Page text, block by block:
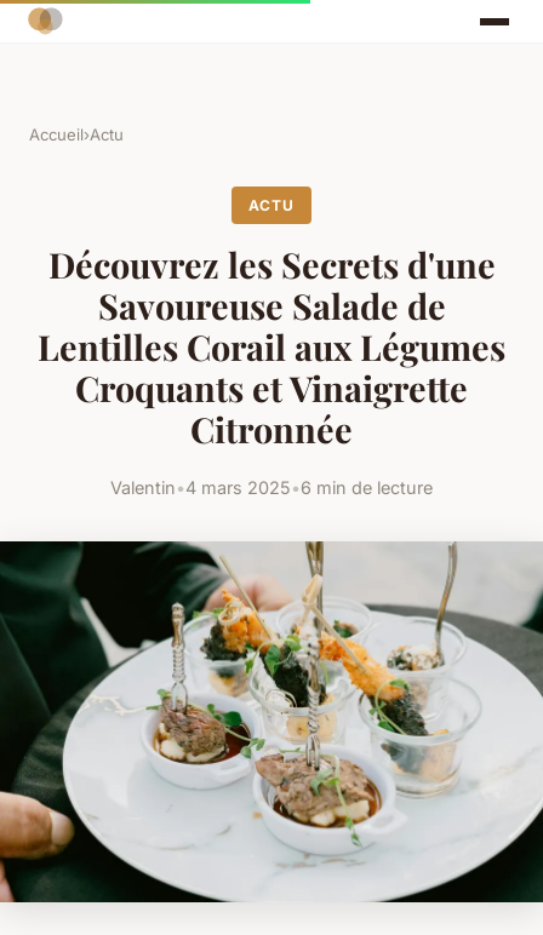
Accueil›Actu
ACTU
Découvrez les Secrets d'une
Savoureuse Salade de
Lentilles Corail aux Légumes
Croquants et Vinaigrette
Citronnée
Valentin•4 mars 2025•6 min de lecture